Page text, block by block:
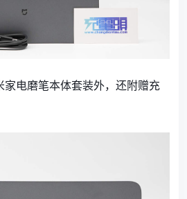
家电磨笔本体套装外，还附赠充